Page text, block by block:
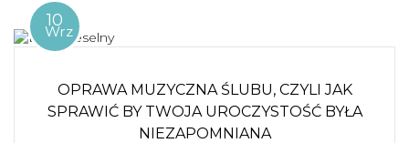
10
Wrz
OPRAWA MUZYCZNA ŚLUBU, CZYLI JAK
SPRAWIĆ BY TWOJA UROCZYSTOŚĆ BYŁA
NIEZAPOMNIANA